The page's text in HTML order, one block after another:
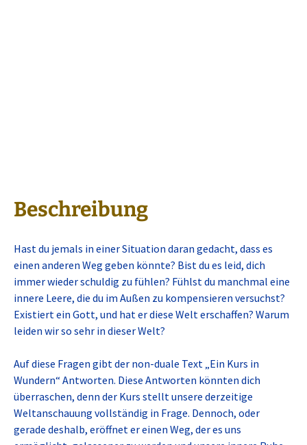
Beschreibung
Hast du jemals in einer Situation daran gedacht, dass es
einen anderen Weg geben könnte? Bist du es leid, dich
immer wieder schuldig zu fühlen? Fühlst du manchmal eine
innere Leere, die du im Außen zu kompensieren versuchst?
Existiert ein Gott, und hat er diese Welt erschaffen? Warum
leiden wir so sehr in dieser Welt?
Auf diese Fragen gibt der non-duale Text „Ein Kurs in
Wundern“ Antworten. Diese Antworten könnten dich
überraschen, denn der Kurs stellt unsere derzeitige
Weltanschauung vollständig in Frage. Dennoch, oder
gerade deshalb, eröffnet er einen Weg, der es uns